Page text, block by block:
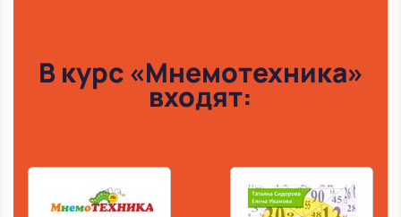
В курс «Мнемотехника»
входят: